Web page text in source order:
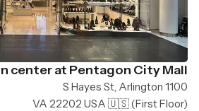
center at Pentagon City Mall
1100 S Hayes St, Arlington
VA 22202 USA 🇺🇸(First Floor)